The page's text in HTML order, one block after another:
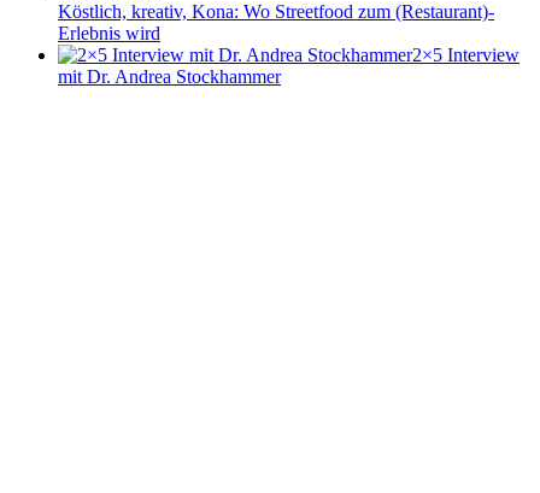
Köstlich, kreativ, Kona: Wo Streetfood zum (Restaurant)-
Erlebnis wird
2×5 Interview
mit Dr. Andrea Stockhammer